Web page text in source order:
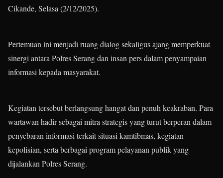
Cikande, Selasa (2/12/2025).
Pertemuan ini menjadi ruang dialog sekaligus ajang memperkuat
sinergi antara Polres Serang dan insan pers dalam penyampaian
informasi kepada masyarakat.
Kegiatan tersebut berlangsung hangat dan penuh keakraban. Para
wartawan hadir sebagai mitra strategis yang turut berperan dalam
penyebaran informasi terkait situasi kamtibmas, kegiatan
kepolisian, serta berbagai program pelayanan publik yang
dijalankan Polres Serang.